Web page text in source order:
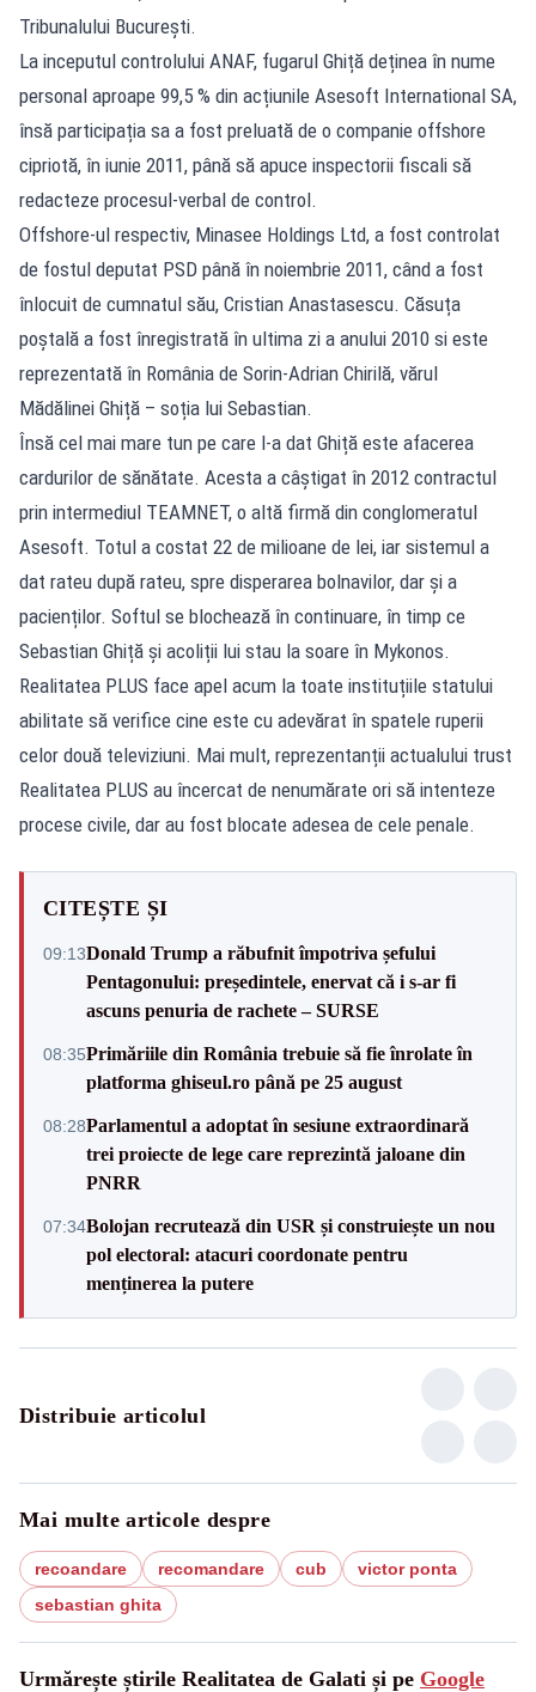
Tribunalului București.
La inceputul controlului ANAF, fugarul Ghiță deținea în nume
personal aproape 99,5 % din acțiunile Asesoft International SA,
însă participația sa a fost preluată de o companie offshore
cipriotă, în iunie 2011, până să apuce inspectorii fiscali să
redacteze procesul-verbal de control.
Offshore-ul respectiv, Minasee Holdings Ltd, a fost controlat
de fostul deputat PSD până în noiembrie 2011, când a fost
înlocuit de cumnatul său, Cristian Anastasescu. Căsuța
poștală a fost înregistrată în ultima zi a anului 2010 si este
reprezentată în România de Sorin-Adrian Chirilă, vărul
Mădălinei Ghiță – soția lui Sebastian.
Însă cel mai mare tun pe care l-a dat Ghiță este afacerea
cardurilor de sănătate. Acesta a câștigat în 2012 contractul
prin intermediul TEAMNET, o altă firmă din conglomeratul
Asesoft. Totul a costat 22 de milioane de lei, iar sistemul a
dat rateu după rateu, spre disperarea bolnavilor, dar și a
pacienților. Softul se blochează în continuare, în timp ce
Sebastian Ghiță și acoliții lui stau la soare în Mykonos.
Realitatea PLUS face apel acum la toate instituțiile statului
abilitate să verifice cine este cu adevărat în spatele ruperii
celor două televiziuni. Mai mult, reprezentanții actualului trust
Realitatea PLUS au încercat de nenumărate ori să intenteze
procese civile, dar au fost blocate adesea de cele penale.
CITEȘTE ȘI
09:13Donald Trump a răbufnit împotriva șefului
Pentagonului: președintele, enervat că i s-ar fi
ascuns penuria de rachete – SURSE
08:35Primăriile din România trebuie să fie înrolate în
platforma ghiseul.ro până pe 25 august
08:28Parlamentul a adoptat în sesiune extraordinară
trei proiecte de lege care reprezintă jaloane din
PNRR
07:34Bolojan recrutează din USR și construiește un nou
pol electoral: atacuri coordonate pentru
menținerea la putere
Distribuie articolul
Mai multe articole despre
recoandare recomandare cub
victor ponta
sebastian ghita
Urmărește știrile Realitatea de Galati și pe Google